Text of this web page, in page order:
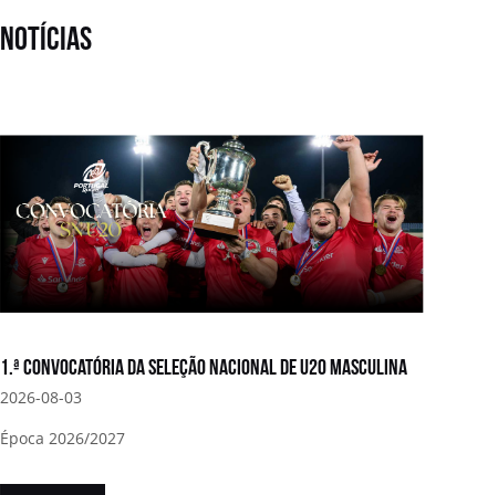
notícias
1.ª convocatória da Seleção Nacional de U20 Masculina
2026-08-03
Época 2026/2027